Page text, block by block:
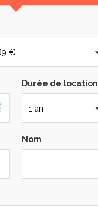
Durée de location
Nom